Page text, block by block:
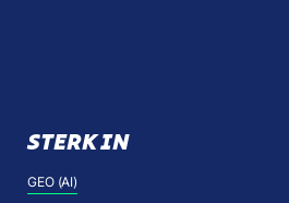
STERK IN
GEO (AI)